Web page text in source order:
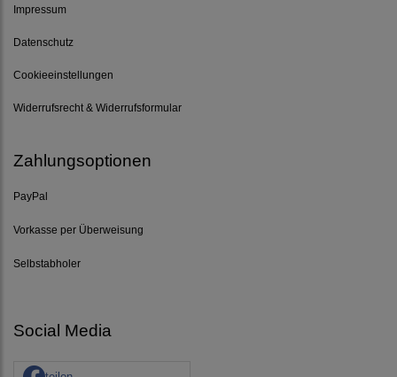
Impressum
Datenschutz
Cookieeinstellungen
Widerrufsrecht & Widerrufsformular
Zahlungsoptionen
PayPal
Vorkasse per Überweisung
Selbstabholer
Social Media